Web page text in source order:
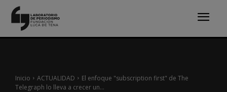
Inicio ACTUALIDAD
El enfoque "subscription first" de The
Telegraph lo lleva a crecer un...